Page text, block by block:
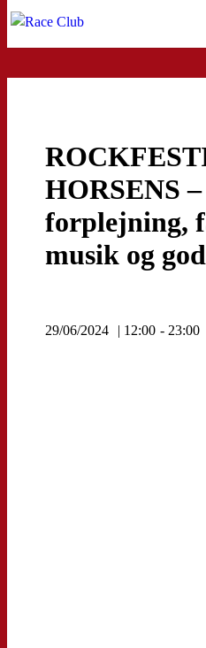
HORSENS
forplejning,
musik og
29/06/2024 | 12:00 - 23:00